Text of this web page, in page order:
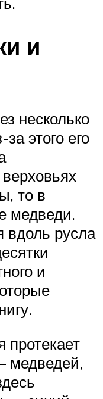
и
несколько
этого его
то в
медведи.
русла
и
протекает
медведей,